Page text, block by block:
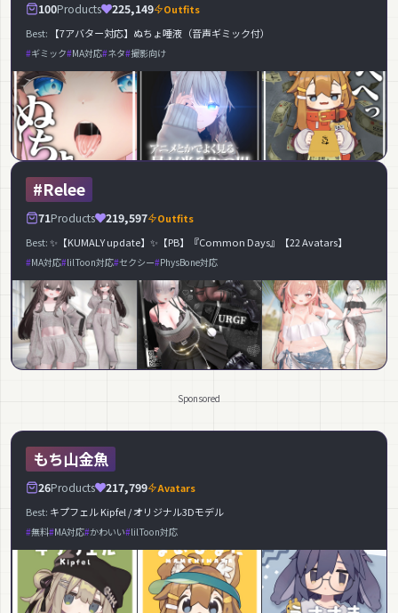
100Products 225,149
Outfits
Best:
【7アバター対応】ぬちょ唾液（音声ギミック付）
ギミック MA対応 ネタ 撮影向け
#Relee
71Products 219,597
Outfits
Best:✨【KUMALY update】✨【PB】『Common Days』【22 Avatars】
MA対応 lilToon対応 セクシー PhysBone対応
Sponsored
もち山金魚
26Products 217,799
Avatars
Best: キプフェル Kipfel / オリジナル3Dモデル
無料 MA対応 かわいい lilToon対応